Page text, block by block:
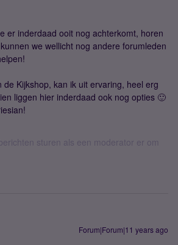
er inderdaad ooit nog achterkomt, horen
we wellicht nog andere forumleden
de Kijkshop, kan ik uit ervaring, heel erg
liggen hier inderdaad ook nog opties 🙂
sturen als een moderator er om
Forum|Forum|11 years ago